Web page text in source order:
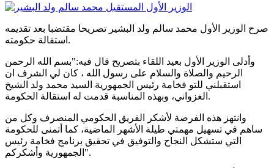
صرح الوزير الأول محمد سالم ولد البشير تصريحا مقتضبا بعد تقديمه
استقالة حكومته.
وأدلى الوزير الأول بعيد اللقاء بتصريح قال فيه:"بسم الله الرحمن
الرحيم والصلاة والسلام على رسول الله ، كان لي الشرف ان
استقبلني للتو فخامة رئيس الجمهورية السيد محمد ولد الشيخ
الغزواني، وبهذه المناسبة قدمت له استقالة الحكومة.
وانتهز هذه الفرصة لأشكر الفريق الحكومي المنصرف وكل من
ساهم في تسهيل مهمتي طيلة الأشهر الماضية، كما أتمنى للحكومة
التي ستشكل النجاح والتوفيق في تحقيق برنامج فخامة رئيس
الجمهورية وأشكركم".